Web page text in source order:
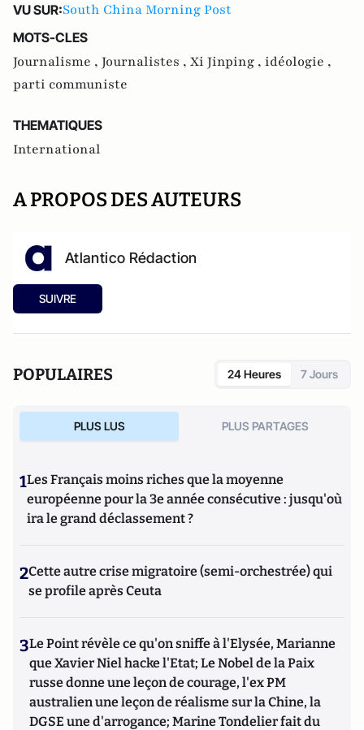
VU SUR:South China Morning Post
MOTS-CLES
Journalisme , Journalistes , Xi Jinping , idéologie ,
parti communiste
THEMATIQUES
International
A PROPOS DES AUTEURS
Atlantico Rédaction
SUIVRE
POPULAIRES 24 Heures 7 Jours
PLUS LUS PLUS PARTAGES
1Les Français moins riches que la moyenne
européenne pour la 3e année consécutive : jusqu'où
ira le grand déclassement ?
2Cette autre crise migratoire (semi-orchestrée) qui
se profile après Ceuta
3Le Point révèle ce qu'on sniffe à l'Elysée, Marianne
que Xavier Niel hacke l'Etat; Le Nobel de la Paix
russe donne une leçon de courage, l'ex PM
australien une leçon de réalisme sur la Chine, la
DGSE une d'arrogance; Marine Tondelier fait du